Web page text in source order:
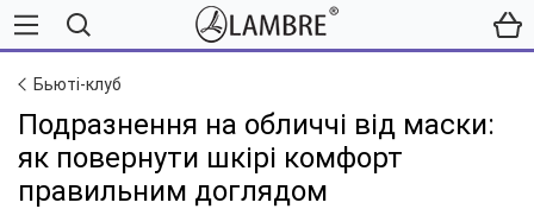
Бьюті-клуб
Подразнення на обличчі від маски:
як повернути шкірі комфорт
правильним доглядом